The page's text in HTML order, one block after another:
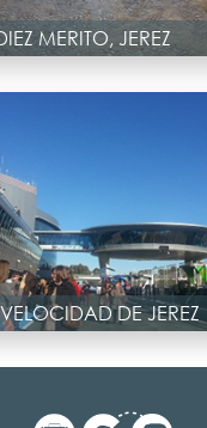
MERITO, JEREZ
DE JEREZ